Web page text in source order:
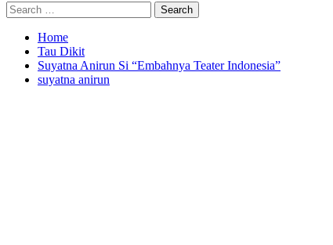
Search
for:
Home
Tau Dikit
Suyatna Anirun Si “Embahnya Teater Indonesia”
suyatna anirun